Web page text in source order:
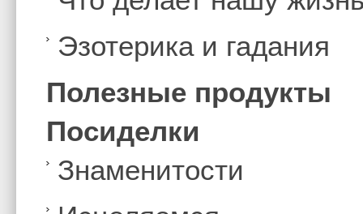
Эзотерика и гадания
Полезные продукты
Посиделки
Знаменитости